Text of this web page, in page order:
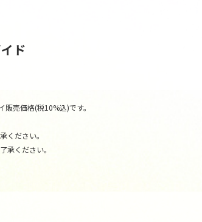
ド
売価格(税10%込)です。
ください。
承ください。